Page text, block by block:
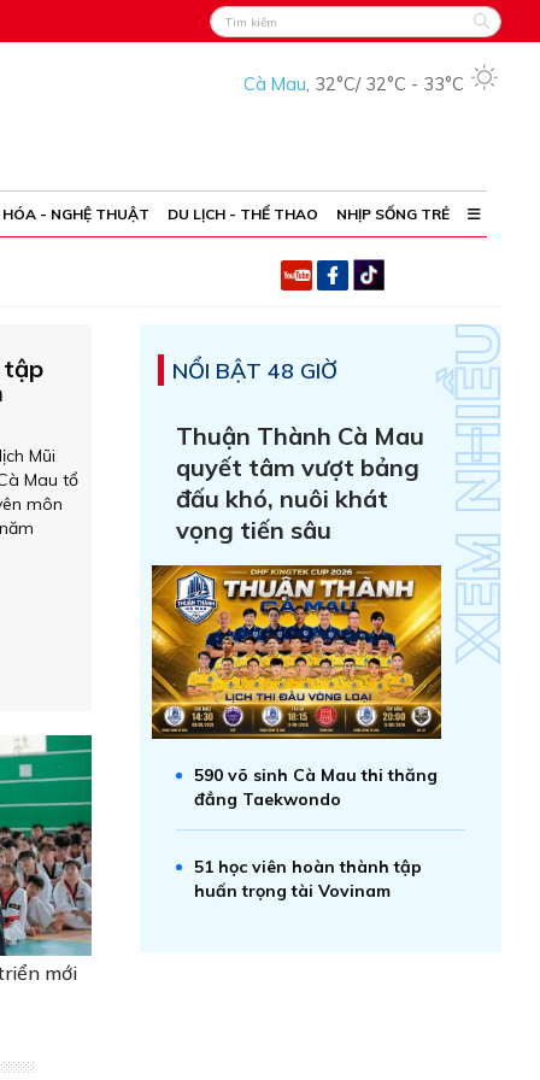
Cà Mau, 32°C/ 32°C - 33°C
- NGHỆ THUẬT DU LỊCH - THỂ THAO NHỊP SỐNG TRẺ
tập
Mũi
Mau tổ
môn
mới
NỔI BẬT 48 GIỜ
Thuận Thành Cà Mau
quyết tâm vượt bảng
đấu khó, nuôi khát
vọng tiến sâu
590 võ sinh Cà Mau thi thăng
đẳng Taekwondo
51 học viên hoàn thành tập
huấn trọng tài Vovinam